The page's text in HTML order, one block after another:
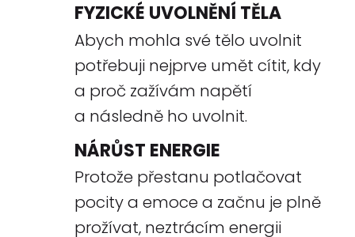
FYZICKÉ UVOLNĚNÍ TĚLA
Abych mohla své tělo uvolnit
potřebuji nejprve umět cítit, kdy
a proč zažívám napětí
a následně ho uvolnit.
NÁRŮST ENERGIE
Protože přestanu potlačovat
pocity a emoce a začnu je plně
prožívat, neztrácím energii